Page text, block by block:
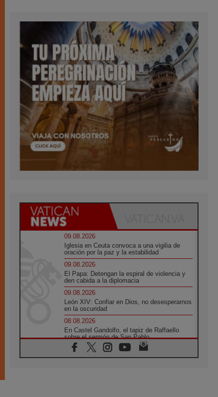
09.08.2026
Iglesia en Ceuta convoca a una vigilia de
oración por la paz y la estabilidad
09.08.2026
El Papa: Detengan la espiral de violencia y
den cabida a la diplomacia
09.08.2026
León XIV: Confiar en Dios, no desesperarnos
en la oscuridad
08.08.2026
En Castel Gandolfo, el tapiz de Raffaello
sobre el sermón de San Pablo
08.08.2026
En Colombia, «la paz no se compra con una